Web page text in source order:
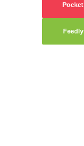
Pocket
Feedly